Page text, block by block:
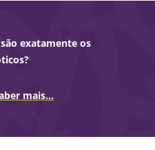
exatamente os
mais...